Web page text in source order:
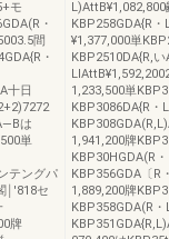
モ
・
間
・
十日
は
単
テングパ
′818セ
牌
KBP258GDA{R
¥1,377,000単
KBP2510DA{R,
1,233,500単
KBP3086DA{R・
1,941,200牌
KBP30HGDA(R
KBP356GDA〔R
1,889,200牌
KBP358GDA(R